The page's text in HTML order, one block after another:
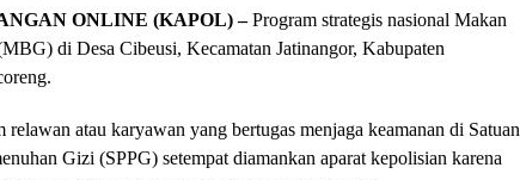
ONLINE (KAPOL) –Program strategis nasional Makan
di Desa Cibeusi, Kecamatan Jatinangor, Kabupaten
relawan atau karyawan yang bertugas menjaga keamanan di Satuan
Gizi (SPPG) setempat diamankan aparat kepolisian karena